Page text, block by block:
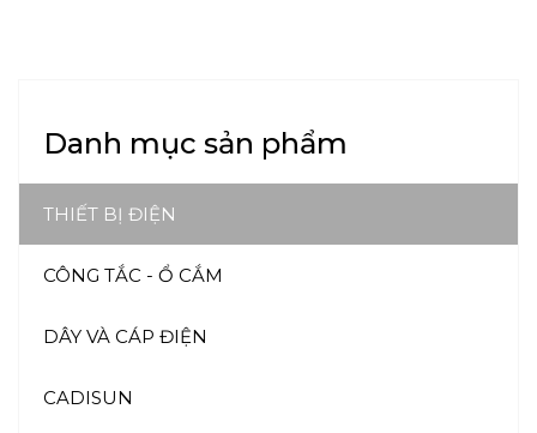
Danh mục sản phẩm
THIẾT BỊ ĐIỆN
CÔNG TẮC - Ổ CẮM
DÂY VÀ CÁP ĐIỆN
CADISUN